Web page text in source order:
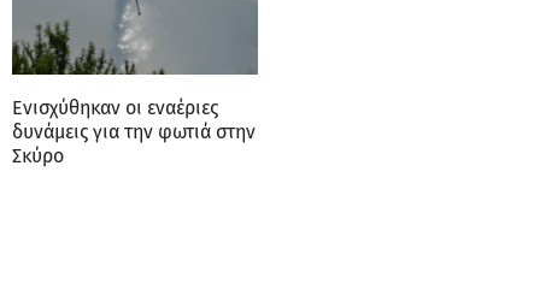
Ενισχύθηκαν οι εναέριες
δυνάμεις για την φωτιά στην
Σκύρο